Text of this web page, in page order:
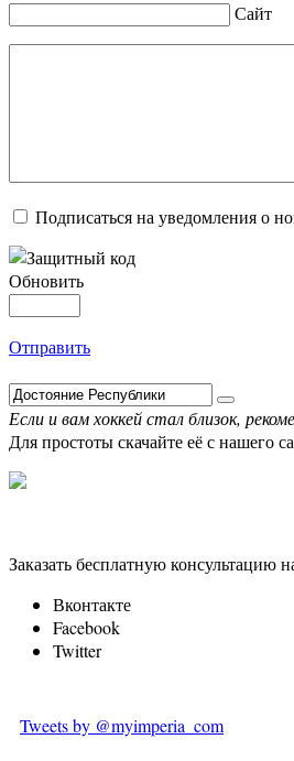
Сайт
Подписаться на уведомления о
Обновить
Отправить
Если и вам хоккей стал близок,
Для простоты скачайте её с нашего
Заказать бесплатную консультацию
Вконтакте
Facebook
Twitter
Tweets by @myimperia_com